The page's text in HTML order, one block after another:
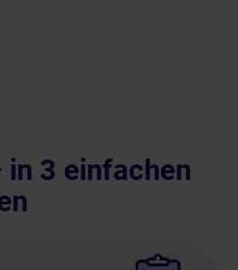
3 einfachen